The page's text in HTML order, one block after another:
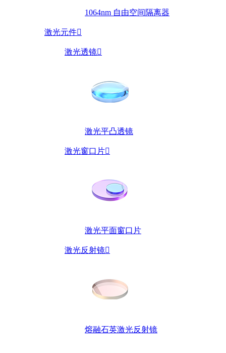
1064nm 自由空间隔离器
激光元件
激光透镜
激光平凸透镜
激光窗口片
激光平面窗口片
激光反射镜
熔融石英激光反射镜